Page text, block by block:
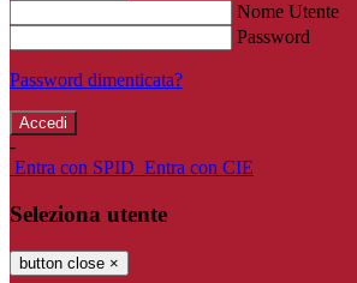
Nome Utente
Password
Password dimenticata?
-
Entra con SPID Entra con CIE
Seleziona utente
button close ×